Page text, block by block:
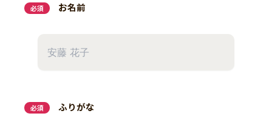
必須 お名前
必須 ふりがな